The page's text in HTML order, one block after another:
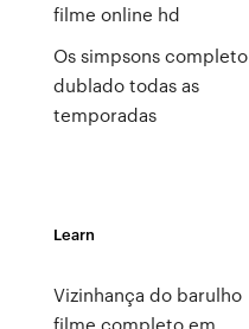
filme online hd
Os simpsons completo
dublado todas as
temporadas
Learn
Vizinhança do barulho
filme completo em